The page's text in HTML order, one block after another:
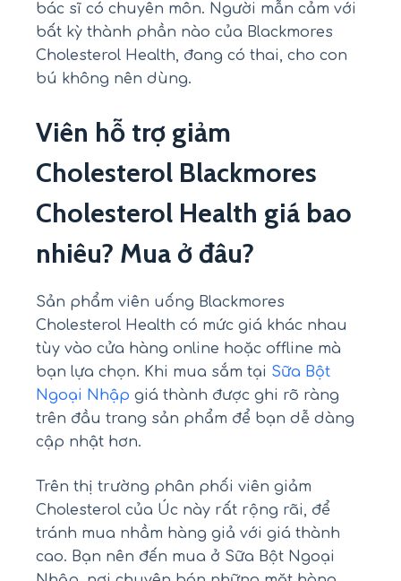
bác sĩ có chuyên môn. Người mẫn cảm với
bất kỳ thành phần nào của Blackmores
Cholesterol Health, đang có thai, cho con
bú không nên dùng.
Viên hỗ trợ giảm
Cholesterol Blackmores
Cholesterol Health giá bao
nhiêu? Mua ở đâu?
Sản phẩm viên uống Blackmores
Cholesterol Health có mức giá khác nhau
tùy vào cửa hàng online hoặc offline mà
bạn lựa chọn. Khi mua sắm tại Sữa Bột
Ngoại Nhập giá thành được ghi rõ ràng
trên đầu trang sản phẩm để bạn dễ dàng
cập nhật hơn.
Trên thị trường phân phối viên giảm
Cholesterol của Úc này rất rộng rãi, để
tránh mua nhầm hàng giả với giá thành
cao. Bạn nên đến mua ở Sữa Bột Ngoại